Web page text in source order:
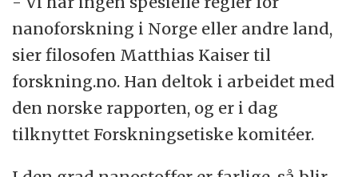
nanoforskning i Norge eller andre land,
sier filosofen Matthias Kaiser til
forskning.no. Han deltok i arbeidet med
den norske rapporten, og er i dag
tilknyttet Forskningsetiske komitéer.